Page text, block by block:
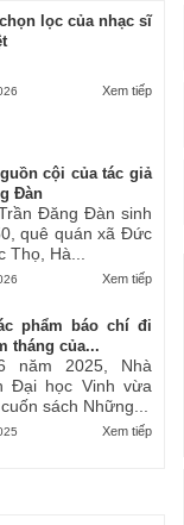
lọc của nhạc sĩ
Xem tiếp
cội của tác giả
Đàn
Đăng Đàn sinh
quê quán xã Đức
Thọ, Hà...
Xem tiếp
phẩm báo chí đi
tháng của...
năm 2025, Nhà
Đại học Vinh vừa
sách Những...
Xem tiếp